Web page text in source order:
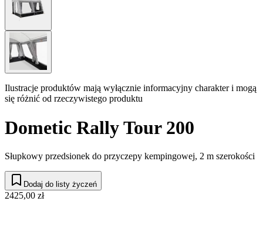
Ilustracje produktów mają wyłącznie informacyjny charakter i mogą
się różnić od rzeczywistego produktu
Dometic Rally Tour 200
Słupkowy przedsionek do przyczepy kempingowej, 2 m szerokości
Dodaj do listy życzeń
2425,00 zł